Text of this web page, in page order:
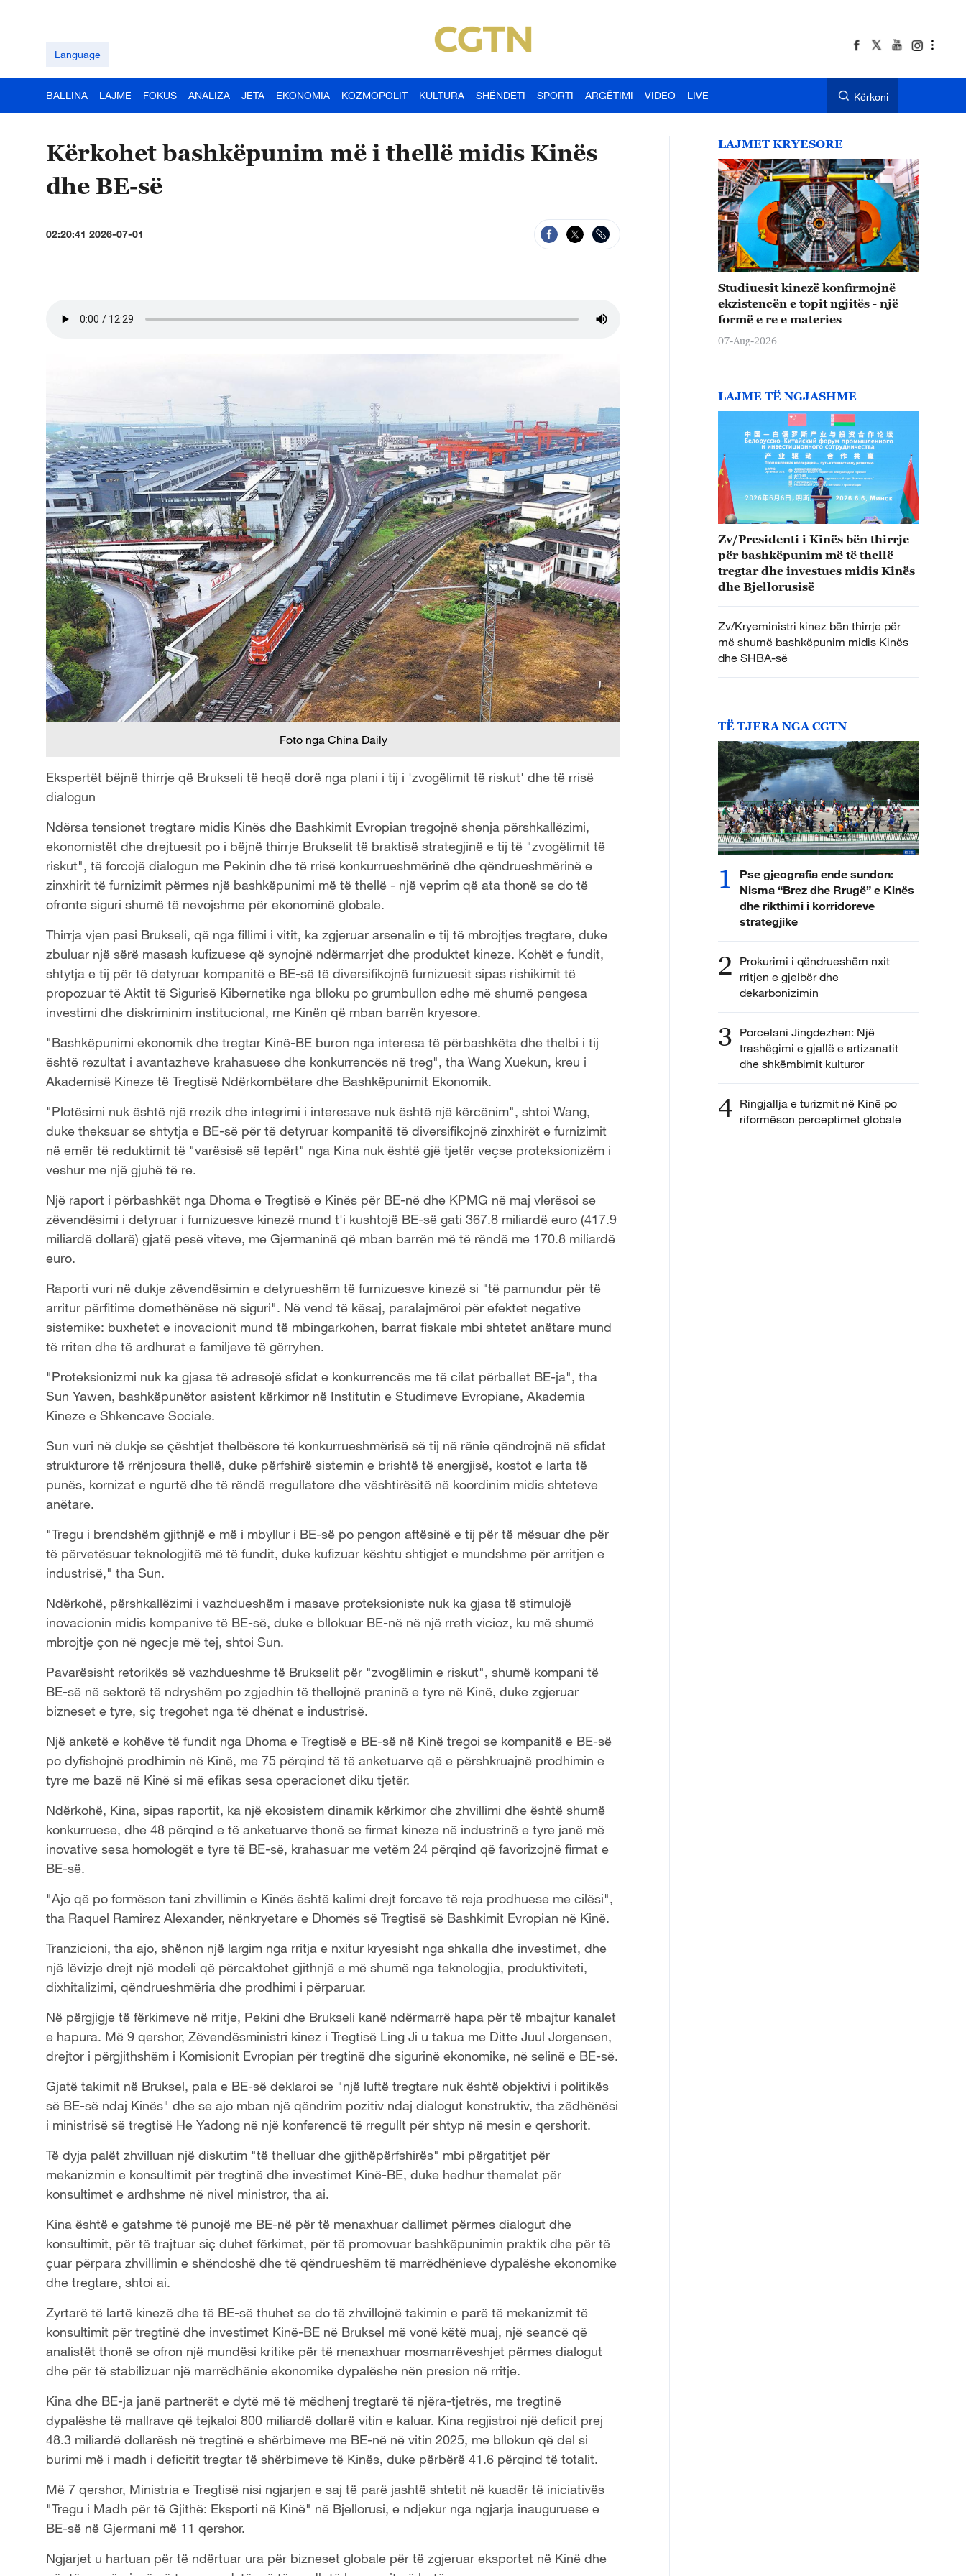
Language
BALLINA LAJME FOKUS ANALIZA JETA EKONOMIA KOZMOPOLIT KULTURA SHËNDETI SPORTI ARGËTIMI VIDEO LIVE Kërkoni
Kërkohet bashkëpunim më i thellë midis Kinës
dhe BE-së
02:20:41 2026-07-01
Foto nga China Daily
Ekspertët bëjnë thirrje që Brukseli të heqë dorë nga plani i tij i 'zvogëlimit të riskut' dhe të rrisë
dialogun
Ndërsa tensionet tregtare midis Kinës dhe Bashkimit Evropian tregojnë shenja përshkallëzimi,
ekonomistët dhe drejtuesit po i bëjnë thirrje Brukselit të braktisë strategjinë e tij të "zvogëlimit të
riskut", të forcojë dialogun me Pekinin dhe të rrisë konkurrueshmërinë dhe qëndrueshmërinë e
zinxhirit të furnizimit përmes një bashkëpunimi më të thellë - një veprim që ata thonë se do të
ofronte siguri shumë të nevojshme për ekonominë globale.
Thirrja vjen pasi Brukseli, që nga fillimi i vitit, ka zgjeruar arsenalin e tij të mbrojtjes tregtare, duke
zbuluar një sërë masash kufizuese që synojnë ndërmarrjet dhe produktet kineze. Kohët e fundit,
shtytja e tij për të detyruar kompanitë e BE-së të diversifikojnë furnizuesit sipas rishikimit të
propozuar të Aktit të Sigurisë Kibernetike nga blloku po grumbullon edhe më shumë pengesa
investimi dhe diskriminim institucional, me Kinën që mban barrën kryesore.
"Bashkëpunimi ekonomik dhe tregtar Kinë-BE buron nga interesa të përbashkëta dhe thelbi i tij
është rezultat i avantazheve krahasuese dhe konkurrencës në treg", tha Wang Xuekun, kreu i
Akademisë Kineze të Tregtisë Ndërkombëtare dhe Bashkëpunimit Ekonomik.
"Plotësimi nuk është një rrezik dhe integrimi i interesave nuk është një kërcënim", shtoi Wang,
duke theksuar se shtytja e BE-së për të detyruar kompanitë të diversifikojnë zinxhirët e furnizimit
në emër të reduktimit të "varësisë së tepërt" nga Kina nuk është gjë tjetër veçse proteksionizëm i
veshur me një gjuhë të re.
Një raport i përbashkët nga Dhoma e Tregtisë e Kinës për BE-në dhe KPMG në maj vlerësoi se
zëvendësimi i detyruar i furnizuesve kinezë mund t'i kushtojë BE-së gati 367.8 miliardë euro (417.9
miliardë dollarë) gjatë pesë viteve, me Gjermaninë që mban barrën më të rëndë me 170.8 miliardë
euro.
Raporti vuri në dukje zëvendësimin e detyrueshëm të furnizuesve kinezë si "të pamundur për të
arritur përfitime domethënëse në siguri". Në vend të kësaj, paralajmëroi për efektet negative
sistemike: buxhetet e inovacionit mund të mbingarkohen, barrat fiskale mbi shtetet anëtare mund
të rriten dhe të ardhurat e familjeve të gërryhen.
"Proteksionizmi nuk ka gjasa të adresojë sfidat e konkurrencës me të cilat përballet BE-ja", tha
Sun Yawen, bashkëpunëtor asistent kërkimor në Institutin e Studimeve Evropiane, Akademia
Kineze e Shkencave Sociale.
Sun vuri në dukje se çështjet thelbësore të konkurrueshmërisë së tij në rënie qëndrojnë në sfidat
strukturore të rrënjosura thellë, duke përfshirë sistemin e brishtë të energjisë, kostot e larta të
punës, kornizat e ngurtë dhe të rëndë rregullatore dhe vështirësitë në koordinim midis shteteve
anëtare.
"Tregu i brendshëm gjithnjë e më i mbyllur i BE-së po pengon aftësinë e tij për të mësuar dhe për
të përvetësuar teknologjitë më të fundit, duke kufizuar kështu shtigjet e mundshme për arritjen e
industrisë," tha Sun.
Ndërkohë, përshkallëzimi i vazhdueshëm i masave proteksioniste nuk ka gjasa të stimulojë
inovacionin midis kompanive të BE-së, duke e bllokuar BE-në në një rreth vicioz, ku më shumë
mbrojtje çon në ngecje më tej, shtoi Sun.
Pavarësisht retorikës së vazhdueshme të Brukselit për "zvogëlimin e riskut", shumë kompani të
BE-së në sektorë të ndryshëm po zgjedhin të thellojnë praninë e tyre në Kinë, duke zgjeruar
bizneset e tyre, siç tregohet nga të dhënat e industrisë.
Një anketë e kohëve të fundit nga Dhoma e Tregtisë e BE-së në Kinë tregoi se kompanitë e BE-së
po dyfishojnë prodhimin në Kinë, me 75 përqind të të anketuarve që e përshkruajnë prodhimin e
tyre me bazë në Kinë si më efikas sesa operacionet diku tjetër.
Ndërkohë, Kina, sipas raportit, ka një ekosistem dinamik kërkimor dhe zhvillimi dhe është shumë
konkurruese, dhe 48 përqind e të anketuarve thonë se firmat kineze në industrinë e tyre janë më
inovative sesa homologët e tyre të BE-së, krahasuar me vetëm 24 përqind që favorizojnë firmat e
BE-së.
"Ajo që po formëson tani zhvillimin e Kinës është kalimi drejt forcave të reja prodhuese me cilësi",
tha Raquel Ramirez Alexander, nënkryetare e Dhomës së Tregtisë së Bashkimit Evropian në Kinë.
Tranzicioni, tha ajo, shënon një largim nga rritja e nxitur kryesisht nga shkalla dhe investimet, dhe
një lëvizje drejt një modeli që përcaktohet gjithnjë e më shumë nga teknologjia, produktiviteti,
dixhitalizimi, qëndrueshmëria dhe prodhimi i përparuar.
Në përgjigje të fërkimeve në rritje, Pekini dhe Brukseli kanë ndërmarrë hapa për të mbajtur kanalet
e hapura. Më 9 qershor, Zëvendësministri kinez i Tregtisë Ling Ji u takua me Ditte Juul Jorgensen,
drejtor i përgjithshëm i Komisionit Evropian për tregtinë dhe sigurinë ekonomike, në selinë e BE-së.
Gjatë takimit në Bruksel, pala e BE-së deklaroi se "një luftë tregtare nuk është objektivi i politikës
së BE-së ndaj Kinës" dhe se ajo mban një qëndrim pozitiv ndaj dialogut konstruktiv, tha zëdhënësi
i ministrisë së tregtisë He Yadong në një konferencë të rregullt për shtyp në mesin e qershorit.
Të dyja palët zhvilluan një diskutim "të thelluar dhe gjithëpërfshirës" mbi përgatitjet për
mekanizmin e konsultimit për tregtinë dhe investimet Kinë-BE, duke hedhur themelet për
konsultimet e ardhshme në nivel ministror, ​​tha ai.
Kina është e gatshme të punojë me BE-në për të menaxhuar dallimet përmes dialogut dhe
konsultimit, për të trajtuar siç duhet fërkimet, për të promovuar bashkëpunimin praktik dhe për të
çuar përpara zhvillimin e shëndoshë dhe të qëndrueshëm të marrëdhënieve dypalëshe ekonomike
dhe tregtare, shtoi ai.
Zyrtarë të lartë kinezë dhe të BE-së thuhet se do të zhvillojnë takimin e parë të mekanizmit të
konsultimit për tregtinë dhe investimet Kinë-BE në Bruksel më vonë këtë muaj, një seancë që
analistët thonë se ofron një mundësi kritike për të menaxhuar mosmarrëveshjet përmes dialogut
dhe për të stabilizuar një marrëdhënie ekonomike dypalëshe nën presion në rritje.
Kina dhe BE-ja janë partnerët e dytë më të mëdhenj tregtarë të njëra-tjetrës, me tregtinë
dypalëshe të mallrave që tejkaloi 800 miliardë dollarë vitin e kaluar. Kina regjistroi një deficit prej
48.3 miliardë dollarësh në tregtinë e shërbimeve me BE-në në vitin 2025, me bllokun që del si
burimi më i madh i deficitit tregtar të shërbimeve të Kinës, duke përbërë 41.6 përqind të totalit.
Më 7 qershor, Ministria e Tregtisë nisi ngjarjen e saj të parë jashtë shtetit në kuadër të iniciativës
"Tregu i Madh për të Gjithë: Eksporti në Kinë" në Bjellorusi, e ndjekur nga ngjarja inauguruese e
BE-së në Gjermani më 11 qershor.
Ngjarjet u hartuan për të ndërtuar ura për bizneset globale për të zgjeruar eksportet në Kinë dhe
LAJMET KRYESORE
Studiuesit kinezë konfirmojnë
ekzistencën e topit ngjitës - një
formë e re e materies
07-Aug-2026
LAJME TË NGJASHME
Zv/Presidenti i Kinës bën thirrje
për bashkëpunim më të thellë
tregtar dhe investues midis Kinës
dhe Bjellorusisë
Zv/Kryeministri kinez bën thirrje për
më shumë bashkëpunim midis Kinës
dhe SHBA-së
TË TJERA NGA CGTN
1
Pse gjeografia ende sundon:
Nisma “Brez dhe Rrugë” e Kinës
dhe rikthimi i korridoreve
strategjike
2 Prokurimi i qëndrueshëm nxit
rritjen e gjelbër dhe
dekarbonizimin
3 Porcelani Jingdezhen: Një
trashëgimi e gjallë e artizanatit
dhe shkëmbimit kulturor
4 Ringjallja e turizmit në Kinë po
riformëson perceptimet globale